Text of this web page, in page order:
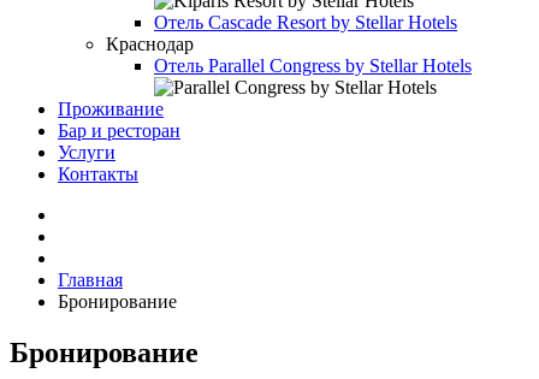
Отель Cascade Resort by Stellar Hotels
Краснодар
Отель Parallel Congress by Stellar Hotels
Проживание
Бар и ресторан
Услуги
Контакты
Главная
Бронирование
Бронирование